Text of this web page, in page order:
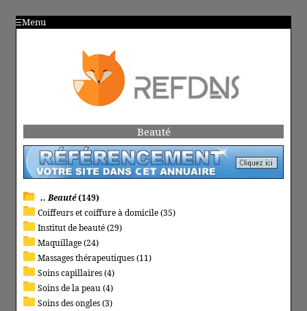
Menu
Beauté
.. Beauté(149)
Coiffeurs et coiffure à domicile (35)
Institut de beauté (29)
Maquillage (24)
Massages thérapeutiques (11)
Soins capillaires (4)
Soins de la peau (4)
Soins des ongles (3)